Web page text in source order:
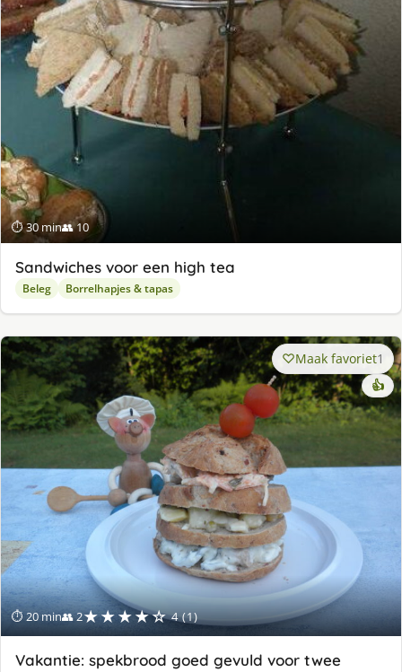
⏱ 30 min👥 10
Sandwiches voor een high tea
Beleg Borrelhapjes & tapas
⏱ 20 min👥 2★★★★☆ 4 (1)
Maak favoriet1
👍
Vakantie: spekbrood goed gevuld voor twee